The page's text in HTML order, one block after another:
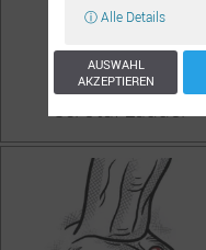
ⓘ Alle Details
AUSWAHL
AKZEPTIEREN